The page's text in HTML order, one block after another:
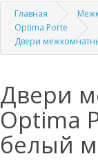
Главная
Optima Porte
Двери
Двери
Optima
белый